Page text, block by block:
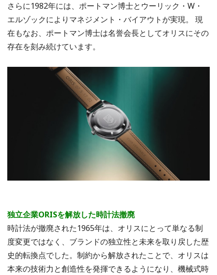
さらに1982年には、ポートマン博士とウーリック・W・
エルゾックによりマネジメント・バイアウトが実現。 現
在もなお、ポートマン博士は名誉会長としてオリスにその
存在を刻み続けています。
独立企業ORISを解放した時計法撤廃
時計法が撤廃された1965年は、オリスにとって単なる制
度変更ではなく、ブランドの独立性と未来を取り戻した歴
史的転換点でした。制約から解放されたことで、オリスは
本来の技術力と創造性を発揮できるようになり、機械式時